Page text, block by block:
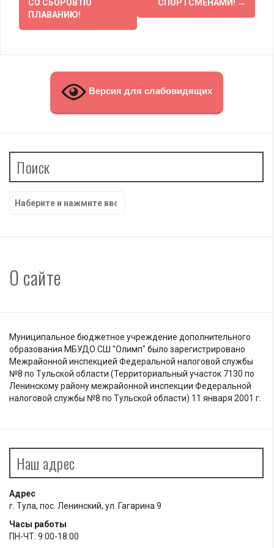
по
записям
СО СБОРОВ ПО
ПЛАВАНИЮ!
СПОРТСМЕНАМИ! →
Версия для слабовидящих
Поиск
Найти:
О сайте
Муниципальное бюджетное учреждение дополнительного
образования МБУДО СШ "Олимп" было зарегистрировано
Межрайонной инспекцией Федеральной налоговой службы
№8 по Тульской области (Территориальный участок 7130 по
Ленинскому району межрайонной инспекции Федеральной
налоговой службы №8 по Тульской области) 11 января 2001 г.
Наш адрес
Адрес
г. Тула, пос. Ленинский, ул. Гагарина 9
Часы работы
ПН-ЧТ: 9:00-18:00